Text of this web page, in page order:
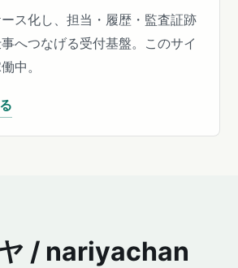
ス化し、担当・履歴・監査証跡
へつなげる受付基盤。このサイ
中。
/ nariyachan